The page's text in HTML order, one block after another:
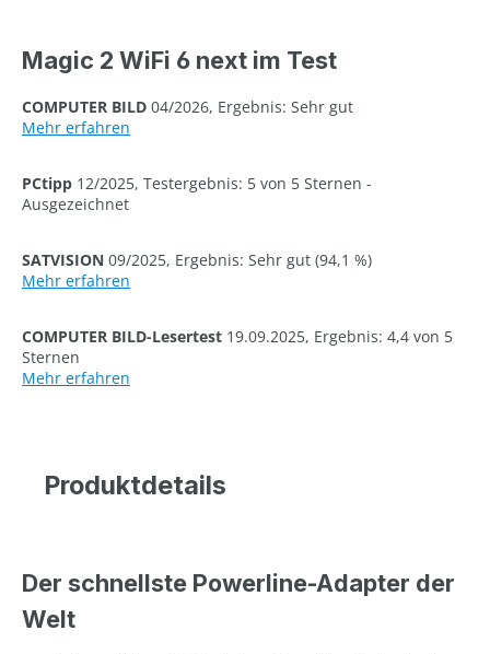
Magic 2 WiFi 6 next im Test
COMPUTER BILD 04/2026, Ergebnis: Sehr gut
Mehr erfahren
PCtipp 12/2025, Testergebnis: 5 von 5 Sternen -
Ausgezeichnet
SATVISION 09/2025, Ergebnis: Sehr gut (94,1 %)
Mehr erfahren
COMPUTER BILD-Lesertest 19.09.2025, Ergebnis: 4,4 von 5
Sternen
Mehr erfahren
Produktdetails
Der schnellste Powerline-Adapter der
Welt